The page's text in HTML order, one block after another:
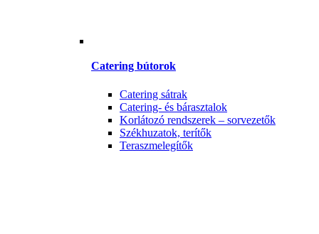
Catering bútorok
Catering sátrak
Catering- és bárasztalok
Korlátozó rendszerek – sorvezetők
Székhuzatok, terítők
Teraszmelegítők